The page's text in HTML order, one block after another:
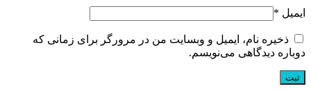
ایمیل *
ذخیره نام، ایمیل و وبسایت من در مرورگر برای زمانی که
دوباره دیدگاهی می‌نویسم.